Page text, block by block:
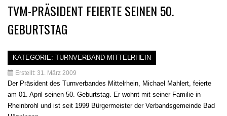
TVM-PRÄSIDENT FEIERTE SEINEN 50.
GEBURTSTAG
KATEGORIE: TURNVERBAND MITTELRHEIN
Erstellt: 31. März 2009
Der Präsident des Turnverbandes Mittelrhein, Michael Mahlert, feierte
am 01. April seinen 50. Geburtstag. Er wohnt mit seiner Familie in
Rheinbrohl und ist seit 1999 Bürgermeister der Verbandsgemeinde Bad